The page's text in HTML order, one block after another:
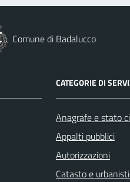
Comune di Badalucco
CATEGORIE DI
Anagrafe e stato
Appalti pubblici
Autorizzazioni
Catasto e